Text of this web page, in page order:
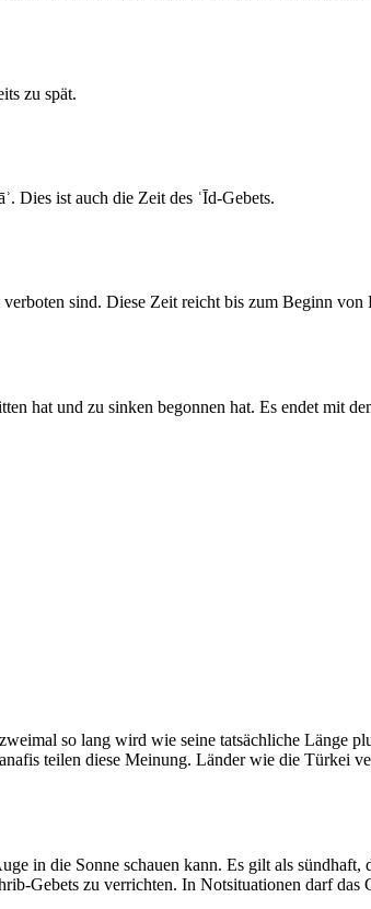
zu spät.
Dies ist auch die Zeit des ʿĪd-Gebets.
sind. Diese Zeit reicht bis zum Beginn von
hat und zu sinken begonnen hat. Es endet mit
so lang wird wie seine tatsächliche Länge
teilen diese Meinung. Länder wie die Türkei
in die Sonne schauen kann. Es gilt als sündhaft,
Gebets zu verrichten. In Notsituationen darf das